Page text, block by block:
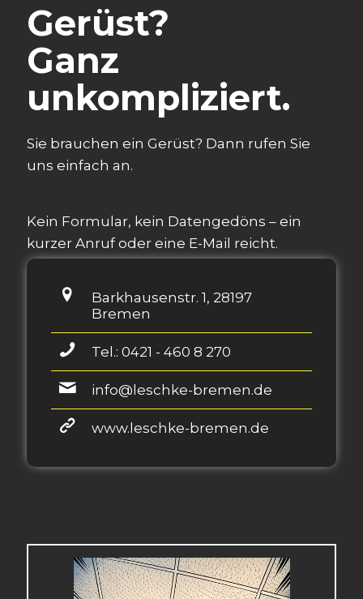
Gerüst?
Ganz
unkompliziert.
Sie brauchen ein Gerüst? Dann rufen Sie
uns einfach an.
Kein Formular, kein Datengedöns – ein
kurzer Anruf oder eine E-Mail reicht.
Barkhausenstr. 1, 28197
Bremen
Tel.: 0421 - 460 8 270
info@leschke-bremen.de
www.leschke-bremen.de